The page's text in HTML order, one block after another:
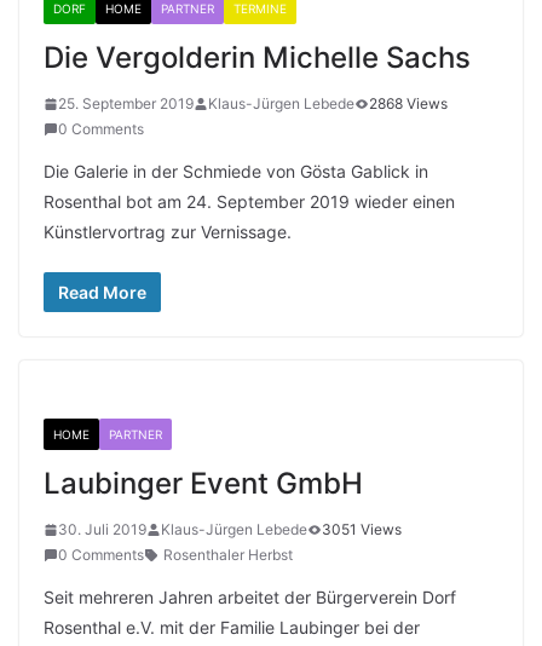
DORF HOME PARTNER TERMINE
Die Vergolderin Michelle Sachs
25. September 2019 Klaus-Jürgen Lebede
2868 Views
0 Comments
Die Galerie in der Schmiede von Gösta Gablick in
Rosenthal bot am 24. September 2019 wieder einen
Künstlervortrag zur Vernissage.
Read More
HOME PARTNER
Laubinger Event GmbH
30. Juli 2019 Klaus-Jürgen Lebede
3051 Views
0 Comments
Rosenthaler Herbst
Seit mehreren Jahren arbeitet der Bürgerverein Dorf
Rosenthal e.V. mit der Familie Laubinger bei der